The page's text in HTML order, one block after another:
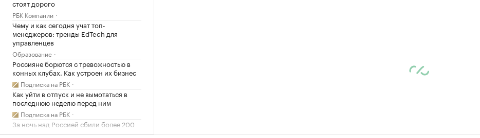
стоят дорого
РБК Компании
Чему и как сегодня учат топ-
менеджеров: тренды EdTech для
управленцев
Образование
Россияне борются с тревожностью в
конных клубах. Как устроен их бизнес
Подписка на РБК
Как уйти в отпуск и не вымотаться в
последнюю неделю перед ним
Подписка на РБК
За ночь над Россией сбили более 200
дронов